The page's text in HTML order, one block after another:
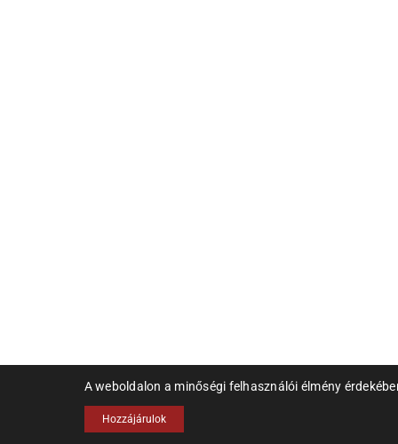
A weboldalon a minőségi felhasználói élmény
Hozzájárulok